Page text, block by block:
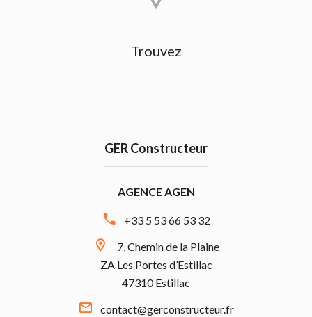
Trouvez
GER Constructeur
AGENCE AGEN
+33 5 53 66 53 32
7, Chemin de la Plaine
ZA Les Portes d’Estillac
47310 Estillac
contact@gerconstructeur.fr